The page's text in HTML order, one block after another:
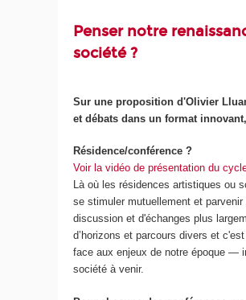
Penser notre
société ?
Sur une proposition d'Olivier
et débats dans un format
Résidence/conférence ?
Voir la vidéo de présentation du
Là où les résidences artistiques ou
se stimuler mutuellement et parvenir
discussion et d'échanges plus
d’horizons et parcours divers et
face aux enjeux de notre époque —
société à venir.